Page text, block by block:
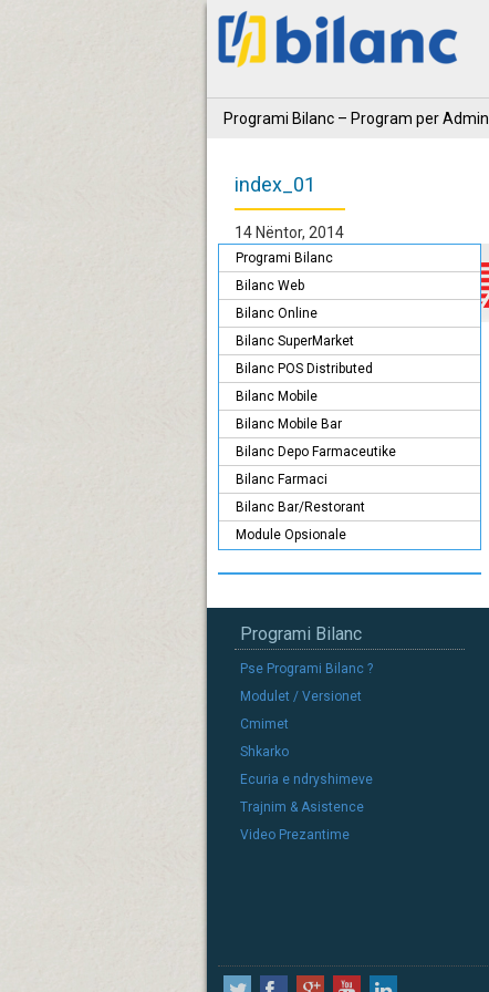
Programi Bilanc – Program per
index_01
14 Nëntor, 2014
Programi Bilanc
Bilanc Web
Bilanc Online
Bilanc SuperMarket
Bilanc POS Distributed
Bilanc Mobile
Bilanc Mobile Bar
Bilanc Depo Farmaceutike
Bilanc Farmaci
Bilanc Bar/Restorant
Module Opsionale
Programi Bilanc
Pse Programi Bilanc ?
Modulet / Versionet
Cmimet
Shkarko
Ecuria e ndryshimeve
Trajnim & Asistence
Video Prezantime